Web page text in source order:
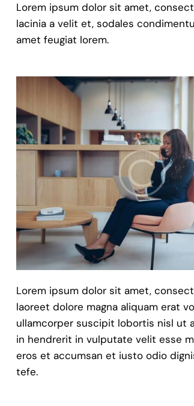
Lorem ipsum dolor sit amet,
lacinia a velit et, sodales
amet feugiat lorem.
Lorem ipsum dolor sit amet,
laoreet dolore magna aliquam erat
ullamcorper suscipit lobortis nisl ut
in hendrerit in vulputate velit esse
eros et accumsan et iusto odio
tefe.